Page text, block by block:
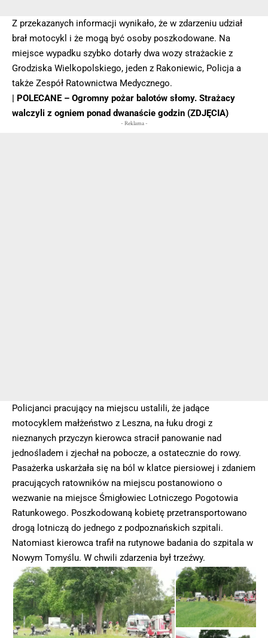
Z przekazanych informacji wynikało, że w zdarzeniu udział
brał motocykl i że mogą być osoby poszkodowane. Na
miejsce wypadku szybko dotarły dwa wozy strażackie z
Grodziska Wielkopolskiego, jeden z Rakoniewic, Policja a
także Zespół Ratownictwa Medycznego.
| POLECANE – Ogromny pożar balotów słomy. Strażacy
walczyli z ogniem ponad dwanaście godzin (ZDJĘCIA)
- Reklama -
Policjanci pracujący na miejscu ustalili, że jadące
motocyklem małżeństwo z Leszna, na łuku drogi z
nieznanych przyczyn kierowca stracił panowanie nad
jednośladem i zjechał na pobocze, a ostatecznie do rowy.
Pasażerka uskarżała się na ból w klatce piersiowej i zdaniem
pracujących ratowników na miejscu postanowiono o
wezwanie na miejsce Śmigłowiec Lotniczego Pogotowia
Ratunkowego. Poszkodowaną kobietę przetransportowano
drogą lotniczą do jednego z podpoznańskich szpitali.
Natomiast kierowca trafił na rutynowe badania do szpitala w
Nowym Tomyślu. W chwili zdarzenia był trzeźwy.